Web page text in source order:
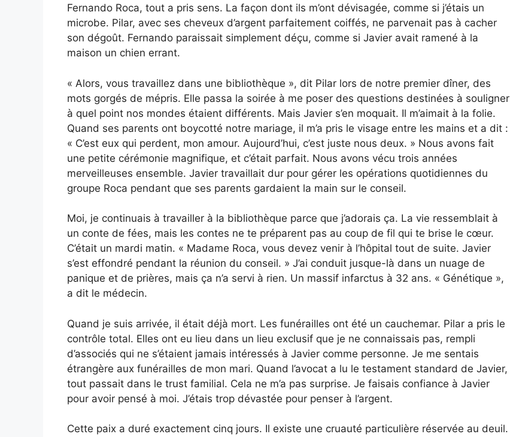
Fernando Roca, tout a pris sens. La façon dont ils m’ont dévisagée, comme si j’étais un
microbe. Pilar, avec ses cheveux d’argent parfaitement coiffés, ne parvenait pas à cacher
son dégoût. Fernando paraissait simplement déçu, comme si Javier avait ramené à la
maison un chien errant.
« Alors, vous travaillez dans une bibliothèque », dit Pilar lors de notre premier dîner, des
mots gorgés de mépris. Elle passa la soirée à me poser des questions destinées à souligner
à quel point nos mondes étaient différents. Mais Javier s’en moquait. Il m’aimait à la folie.
Quand ses parents ont boycotté notre mariage, il m’a pris le visage entre les mains et a dit :
« C’est eux qui perdent, mon amour. Aujourd’hui, c’est juste nous deux. » Nous avons fait
une petite cérémonie magnifique, et c’était parfait. Nous avons vécu trois années
merveilleuses ensemble. Javier travaillait dur pour gérer les opérations quotidiennes du
groupe Roca pendant que ses parents gardaient la main sur le conseil.
Moi, je continuais à travailler à la bibliothèque parce que j’adorais ça. La vie ressemblait à
un conte de fées, mais les contes ne te préparent pas au coup de fil qui te brise le cœur.
C’était un mardi matin. « Madame Roca, vous devez venir à l’hôpital tout de suite. Javier
s’est effondré pendant la réunion du conseil. » J’ai conduit jusque-là dans un nuage de
panique et de prières, mais ça n’a servi à rien. Un massif infarctus à 32 ans. « Génétique »,
a dit le médecin.
Quand je suis arrivée, il était déjà mort. Les funérailles ont été un cauchemar. Pilar a pris le
contrôle total. Elles ont eu lieu dans un lieu exclusif que je ne connaissais pas, rempli
d’associés qui ne s’étaient jamais intéressés à Javier comme personne. Je me sentais
étrangère aux funérailles de mon mari. Quand l’avocat a lu le testament standard de Javier,
tout passait dans le trust familial. Cela ne m’a pas surprise. Je faisais confiance à Javier
pour avoir pensé à moi. J’étais trop dévastée pour penser à l’argent.
Cette paix a duré exactement cinq jours. Il existe une cruauté particulière réservée au deuil.